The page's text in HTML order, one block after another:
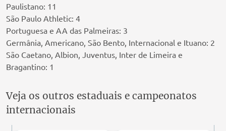
Paulistano: 11
São Paulo Athletic: 4
Portuguesa e AA das Palmeiras: 3
Germânia, Americano, São Bento, Internacional e Ituano: 2
São Caetano, Albion, Juventus, Inter de Limeira e
Bragantino: 1
Veja os outros estaduais e campeonatos
internacionais